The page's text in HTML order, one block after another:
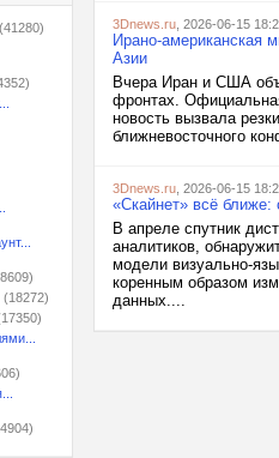
(41280)
(18272)
3Dnews.ru , 2026-06-15
Ирано-американская
Азии
Вчера Иран и США
фронтах.
новость вызвала
ближневосточного
3Dnews.ru , 2026-06-15
«Скайнет» всё
В апреле спутник
аналитиков,
модели визуально-
коренным образом
данных....